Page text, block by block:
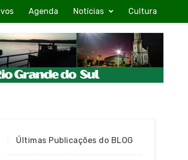
Agenda Notícias Cultura
Últimas Publicações do BLOG